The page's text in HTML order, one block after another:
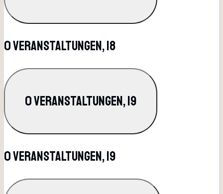
0 Veranstaltungen,18
0 Veranstaltungen,19
0 Veranstaltungen,19